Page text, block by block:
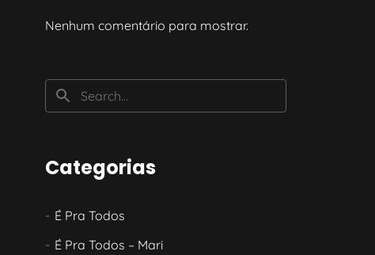
Nenhum comentário para mostrar.
Categorias
É Pra Todos
É Pra Todos – Mari